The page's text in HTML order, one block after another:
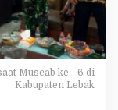
Muscab ke - 6 di
Kabupaten Lebak